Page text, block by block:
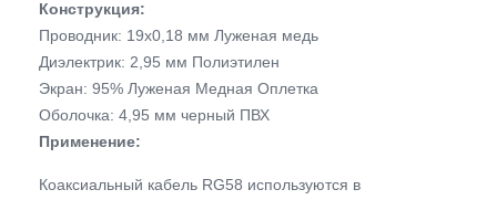
Конструкция:
Проводник: 19х0,18 мм Луженая медь
Диэлектрик: 2,95 мм Полиэтилен
Экран: 95% Луженая Медная Оплетка
Оболочка: 4,95 мм черный ПВХ
Применение:
Коаксиальный кабель RG58 используются в